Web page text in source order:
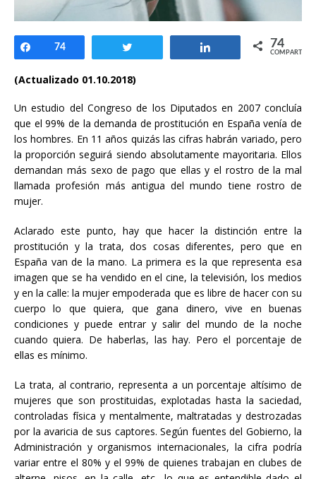
Compartir
74 Compartir 74
COMPARTIR
(Actualizado 01.10.2018)
Un estudio del Congreso de los Diputados en 2007 concluía
que el 99% de la demanda de prostitución en España venía de
los hombres. En 11 años quizás las cifras habrán variado, pero
la proporción seguirá siendo absolutamente mayoritaria. Ellos
demandan más sexo de pago que ellas y el rostro de la mal
llamada profesión más antigua del mundo tiene rostro de
mujer.
Aclarado este punto, hay que hacer la distinción entre la
prostitución y la trata, dos cosas diferentes, pero que en
España van de la mano. La primera es la que representa esa
imagen que se ha vendido en el cine, la televisión, los medios
y en la calle: la mujer empoderada que es libre de hacer con su
cuerpo lo que quiera, que gana dinero, vive en buenas
condiciones y puede entrar y salir del mundo de la noche
cuando quiera. De haberlas, las hay. Pero el porcentaje de
ellas es mínimo.
La trata, al contrario, representa a un porcentaje altísimo de
mujeres que son prostituidas, explotadas hasta la saciedad,
controladas física y mentalmente, maltratadas y destrozadas
por la avaricia de sus captores. Según fuentes del Gobierno, la
Administración y organismos internacionales, la cifra podría
variar entre el 80% y el 99% de quienes trabajan en clubes de